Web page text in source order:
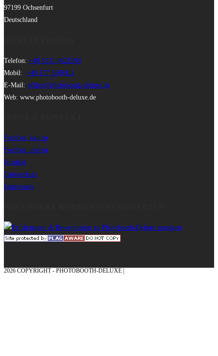
97199 Ochsenfurt
Deutschland
Telefon: +49 9331 8021990
Mobil: +49 177 6506111
E-Mail: office@photobooth-deluxe.de
Web: www.photobooth-deluxe.de
Fotobox kaufen
Fotobox mieten
Kontakt
Datenschutz
Impressum
2026 COPYRIGHT - PHOTOBOOTH-DELUXE |